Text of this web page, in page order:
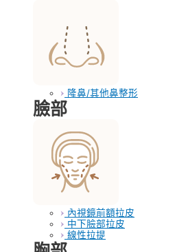
隆鼻/其他鼻整形
臉部
內視鏡前額拉皮
中下臉部拉皮
線性拉提